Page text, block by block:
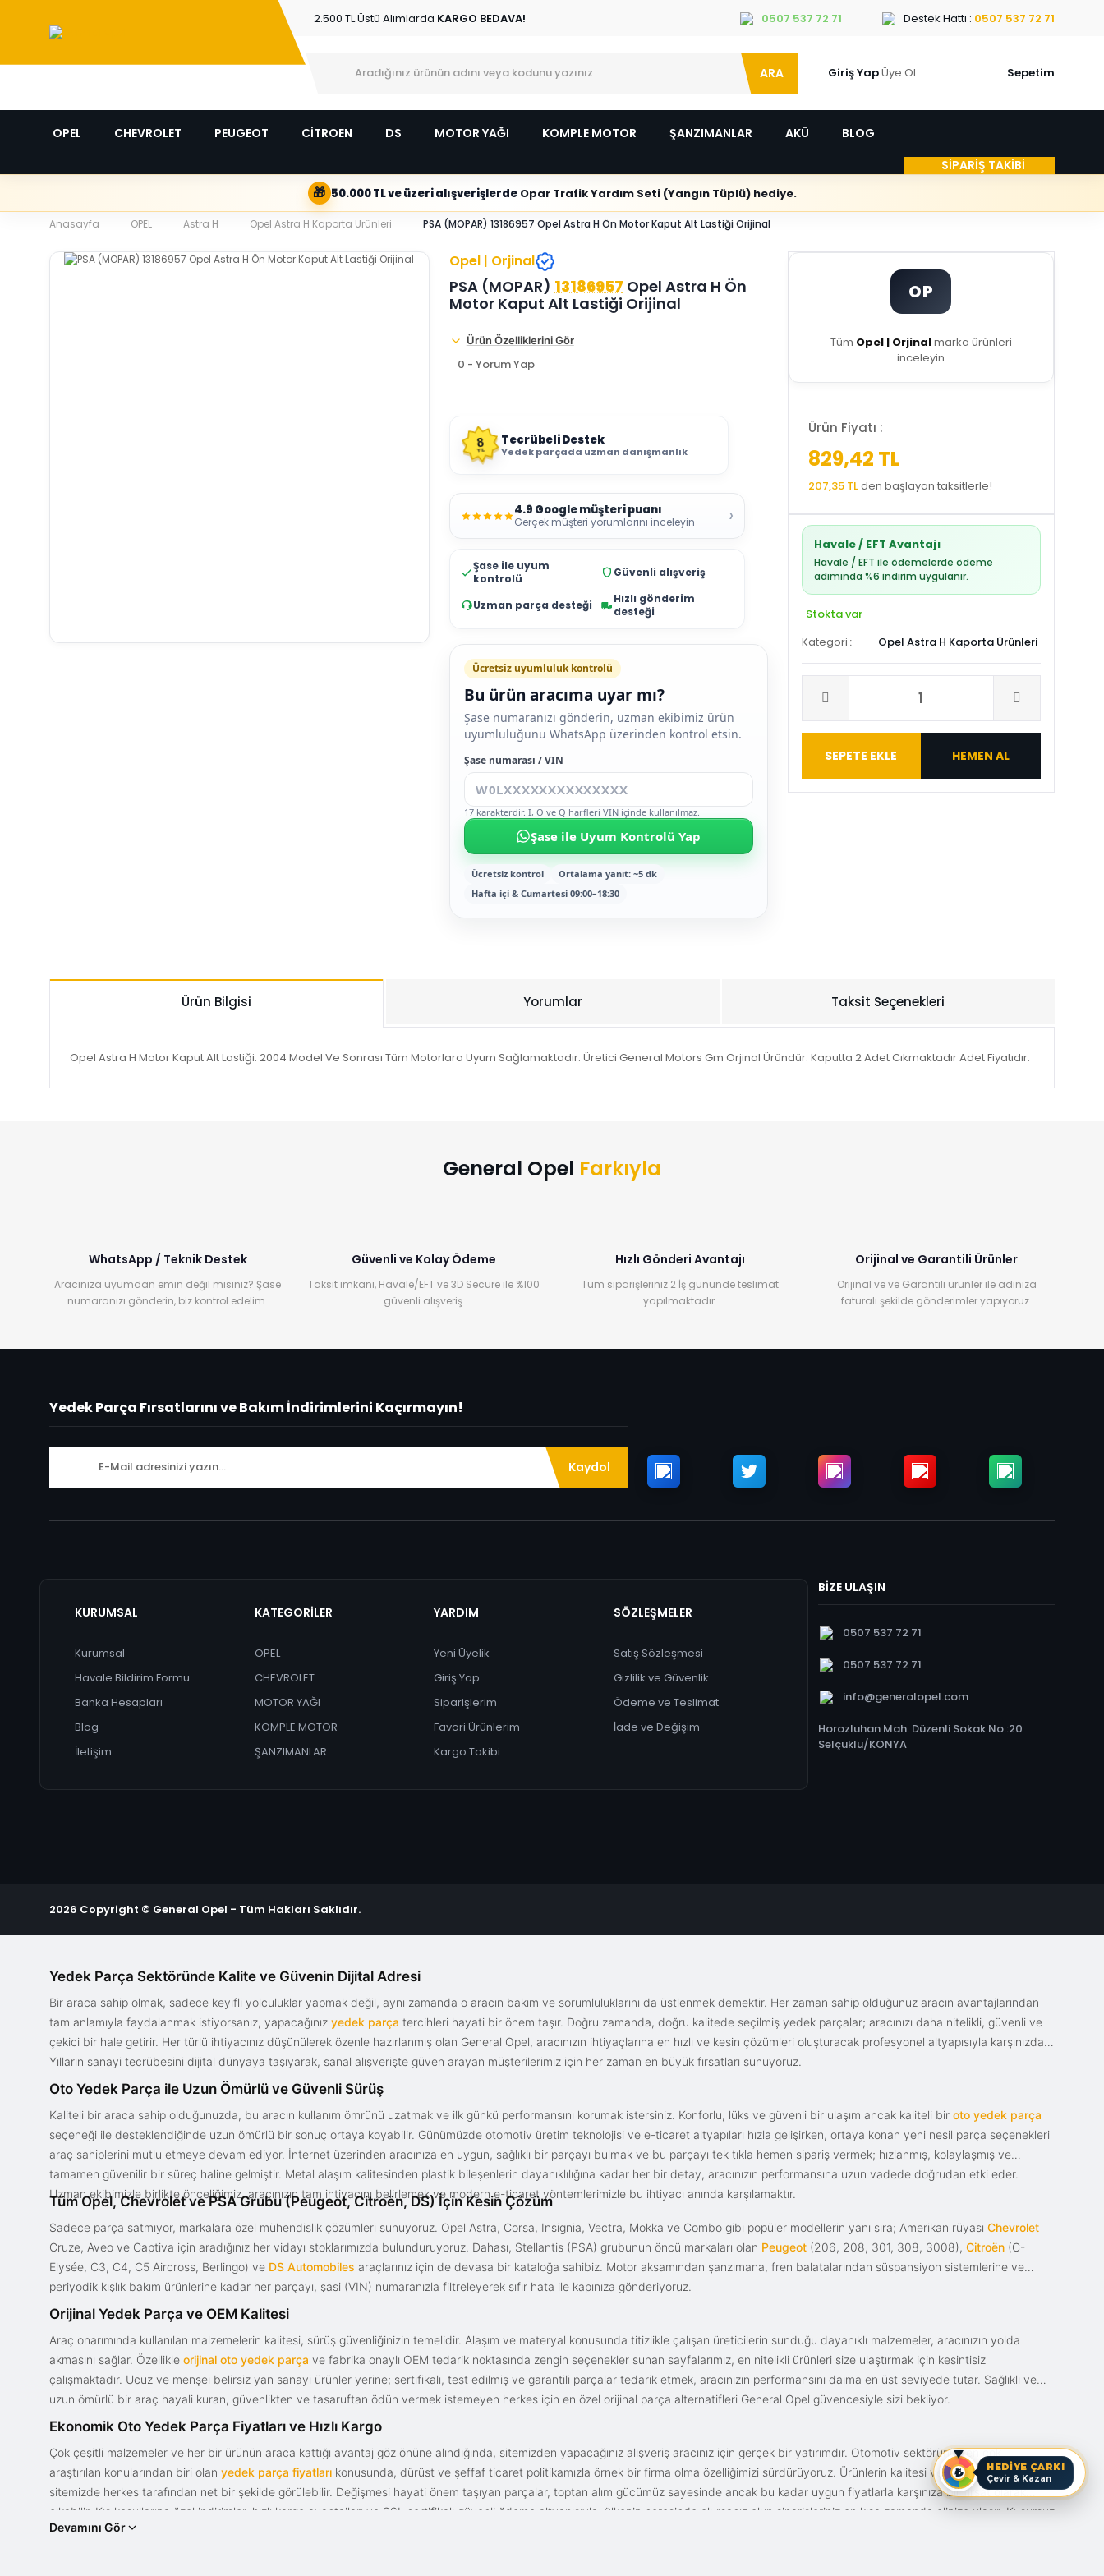
2.500 TL Üstü Alımlarda KARGO BEDAVA! 0507 537 72 71 Destek Hattı : 0507 537 72 71
ARA Giriş YapÜye Ol Sepetim
OPEL CHEVROLET PEUGEOT CİTROEN DS MOTOR YAĞI KOMPLE MOTOR ŞANZIMANLAR AKÜ
BLOG
SİPARİŞ TAKİBİ
🎁 50.000 TL ve üzeri alışverişlerdeOpar Trafik Yardım Seti (Yangın Tüplü) hediye.
Anasayfa OPEL Astra H Opel Astra H Kaporta Ürünleri PSA (MOPAR) 13186957 Opel Astra H Ön Motor Kaput Alt Lastiği Orijinal
Opel | Orjinal
PSA (MOPAR)13186957 Opel Astra H Ön
Motor Kaput Alt Lastiği Orijinal
Ürün Özelliklerini Gör
0 - Yorum Yap
8
YIL
Tecrübeli Destek
Yedek parçada uzman danışmanlık
4.9 Google müşteri puanı
Gerçek müşteri yorumlarını inceleyin ›
Şase ile uyum
kontrolü
Güvenli alışveriş
Uzman parça desteği
Hızlı gönderim
desteği
Ücretsiz uyumluluk kontrolü
Bu ürün aracıma uyar mı?
Şase numaranızı gönderin, uzman ekibimiz ürün
uyumluluğunu WhatsApp üzerinden kontrol etsin.
Şase numarası / VIN
17 karakterdir. I, O ve Q harfleri VIN içinde kullanılmaz.
Şase ile Uyum Kontrolü Yap
Ücretsiz kontrol
Ortalama yanıt: ~5 dk
Hafta içi & Cumartesi 09:00–18:30
OP
Tüm Opel | Orjinalmarka ürünleri
inceleyin
Ürün Fiyatı :
829,42 TL
207,35 TLden başlayan taksitlerle!
Havale / EFT Avantajı
Havale / EFT ile ödemelerde ödeme
adımında %6 indirim uygulanır.
Stokta var
Kategori
Opel Astra H Kaporta Ürünleri
SEPETE EKLE HEMEN AL
Ürün Bilgisi Yorumlar Taksit Seçenekleri
Opel Astra H Motor Kaput Alt Lastiği. 2004 Model Ve Sonrası Tüm Motorlara Uyum Sağlamaktadır. Üretici General Motors Gm Orjinal Üründür. Kaputta 2 Adet Cıkmaktadır Adet Fiyatıdır.
General Opel Farkıyla
WhatsApp / Teknik Destek
Aracınıza uyumdan emin değil misiniz? Şase
numaranızı gönderin, biz kontrol edelim.
Güvenli ve Kolay Ödeme
Taksit imkanı, Havale/EFT ve 3D Secure ile %100
güvenli alışveriş.
Hızlı Gönderi Avantajı
Tüm siparişleriniz 2 İş gününde teslimat
yapılmaktadır.
Orijinal ve Garantili Ürünler
Orijinal ve ve Garantili ürünler ile adınıza
faturalı şekilde gönderimler yapıyoruz.
Yedek Parça Fırsatlarını ve Bakım İndirimlerini Kaçırmayın!
Kaydol
KURUMSAL
Kurumsal
Havale Bildirim Formu
Banka Hesapları
Blog
İletişim
KATEGORİLER
OPEL
CHEVROLET
MOTOR YAĞI
KOMPLE MOTOR
ŞANZIMANLAR
YARDIM
Yeni Üyelik
Giriş Yap
Siparişlerim
Favori Ürünlerim
Kargo Takibi
SÖZLEŞMELER
Satış Sözleşmesi
Gizlilik ve Güvenlik
Ödeme ve Teslimat
İade ve Değişim
BİZE ULAŞIN
0507 537 72 71
0507 537 72 71
info@generalopel.com
Horozluhan Mah. Düzenli Sokak No.:20
Selçuklu/KONYA
2026 Copyright © General Opel - Tüm Hakları Saklıdır.
HEDİYE ÇARKI
Çevir & Kazan
Yedek Parça Sektöründe Kalite ve Güvenin Dijital Adresi
Bir araca sahip olmak, sadece keyifli yolculuklar yapmak değil, aynı zamanda o aracın bakım ve sorumluluklarını da üstlenmek demektir. Her zaman sahip olduğunuz aracın avantajlarından
tam anlamıyla faydalanmak istiyorsanız, yapacağınız yedek parça tercihleri hayati bir önem taşır. Doğru zamanda, doğru kalitede seçilmiş yedek parçalar; aracınızı daha nitelikli, güvenli ve
çekici bir hale getirir. Her türlü ihtiyacınız düşünülerek özenle hazırlanmış olan General Opel, aracınızın ihtiyaçlarına en hızlı ve kesin çözümleri oluşturacak profesyonel altyapısıyla karşınızda.
Yılların sanayi tecrübesini dijital dünyaya taşıyarak, sanal alışverişte güven arayan müşterilerimiz için her zaman en büyük fırsatları sunuyoruz.
Oto Yedek Parça ile Uzun Ömürlü ve Güvenli Sürüş
Kaliteli bir araca sahip olduğunuzda, bu aracın kullanım ömrünü uzatmak ve ilk günkü performansını korumak istersiniz. Konforlu, lüks ve güvenli bir ulaşım ancak kaliteli bir oto yedek parça
seçeneği ile desteklendiğinde uzun ömürlü bir sonuç ortaya koyabilir. Günümüzde otomotiv üretim teknolojisi ve e-ticaret altyapıları hızla gelişirken, ortaya konan yeni nesil parça seçenekleri
araç sahiplerini mutlu etmeye devam ediyor. İnternet üzerinden aracınıza en uygun, sağlıklı bir parçayı bulmak ve bu parçayı tek tıkla hemen sipariş vermek; hızlanmış, kolaylaşmış ve
tamamen güvenilir bir süreç haline gelmiştir. Metal alaşım kalitesinden plastik bileşenlerin dayanıklılığına kadar her bir detay, aracınızın performansına uzun vadede doğrudan etki eder.
Uzman ekibimizle birlikte önceliğimiz, aracınızın tam ihtiyacını belirlemek ve modern e-ticaret yöntemlerimizle bu ihtiyacı anında karşılamaktır.
Tüm Opel, Chevrolet ve PSA Grubu (Peugeot, Citroën, DS) İçin Kesin Çözüm
Sadece parça satmıyor, markalara özel mühendislik çözümleri sunuyoruz. Opel Astra, Corsa, Insignia, Vectra, Mokka ve Combo gibi popüler modellerin yanı sıra; Amerikan rüyası Chevrolet
Cruze, Aveo ve Captiva için aradığınız her vidayı stoklarımızda bulunduruyoruz. Dahası, Stellantis (PSA) grubunun öncü markaları olan Peugeot (206, 208, 301, 308, 3008), Citroën (C-
Elysée, C3, C4, C5 Aircross, Berlingo) ve DS Automobiles araçlarınız için de devasa bir kataloğa sahibiz. Motor aksamından şanzımana, fren balatalarından süspansiyon sistemlerine ve
periyodik kışlık bakım ürünlerine kadar her parçayı, şasi (VIN) numaranızla filtreleyerek sıfır hata ile kapınıza gönderiyoruz.
Orijinal Yedek Parça ve OEM Kalitesi
Araç onarımında kullanılan malzemelerin kalitesi, sürüş güvenliğinizin temelidir. Alaşım ve materyal konusunda titizlikle çalışan üreticilerin sunduğu dayanıklı malzemeler, aracınızın yolda
akmasını sağlar. Özellikle orijinal oto yedek parça ve fabrika onaylı OEM tedarik noktasında zengin seçenekler sunan sayfalarımız, en nitelikli ürünleri size ulaştırmak için kesintisiz
çalışmaktadır. Ucuz ve menşei belirsiz yan sanayi ürünler yerine; sertifikalı, test edilmiş ve garantili parçalar tedarik etmek, aracınızın performansını daima en üst seviyede tutar. Sağlıklı ve
uzun ömürlü bir araç hayali kuran, güvenlikten ve tasaruftan ödün vermek istemeyen herkes için en özel orijinal parça alternatifleri General Opel güvencesiyle sizi bekliyor.
Ekonomik Oto Yedek Parça Fiyatları ve Hızlı Kargo
Çok çeşitli malzemeler ve her bir ürünün araca kattığı avantaj göz önüne alındığında, sitemizden yapacağınız alışveriş aracınız için gerçek bir yatırımdır. Otomotiv sektörünün en çok
araştırılan konularından biri olan yedek parça fiyatları konusunda, dürüst ve şeffaf ticaret politikamızla örnek bir firma olma özelliğimizi sürdürüyoruz. Ürünlerin kalitesi ve bunun fiyat karşılığı
sitemizde herkes tarafından net bir şekilde görülebilir. Değişmesi hayati önem taşıyan parçalar, toptan alım gücümüz sayesinde ancak bu kadar uygun fiyatlarla karşınıza bir fırsat olarak
çıkabilir. Kış koşullarına özel indirimler, hızlı kargo avantajları ve SSL sertifikalı güvenli ödeme altyapısıyla; ülkenin neresinde olursanız olun siparişleriniz en kısa zamanda elinize ulaşır. Kusursuz
bir tasarım ve güce sahip olan aracınızın değerini korumak, uygun fiyat avantajıyla parça kalitesini birleştirmek için doğru yerdesiniz.
Devamını Gör